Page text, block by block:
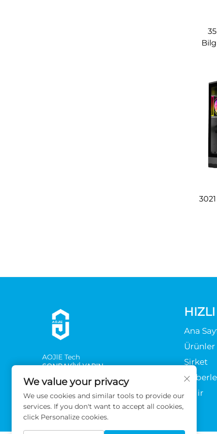
AOJlE Tech
SONRAKİYİ YAPIN
Ana
Ürünler
Şirket
İndir
We value your privacy
We use cookies and similar tools to provide our
services. If you don't want to accept all cookies,
click Personalize cookies.